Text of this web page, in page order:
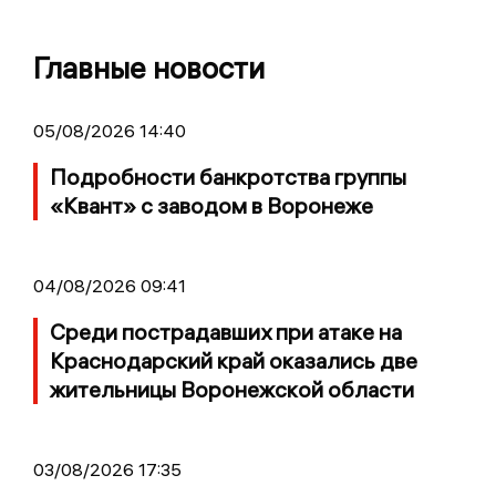
Главные новости
05/08/2026 14:40
Подробности банкротства группы
«Квант» с заводом в Воронеже
04/08/2026 09:41
Среди пострадавших при атаке на
Краснодарский край оказались две
жительницы Воронежской области
03/08/2026 17:35